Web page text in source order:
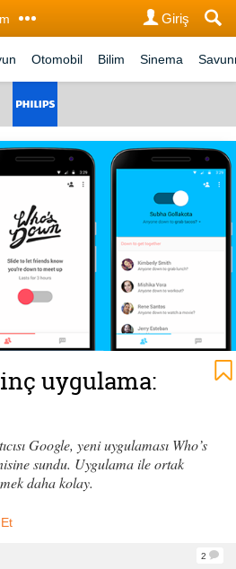
Giriş
Otomobil Bilim Sinema
uygulama:
Google, yeni uygulaması Who’s
sundu. Uygulama ile ortak
daha kolay.
2